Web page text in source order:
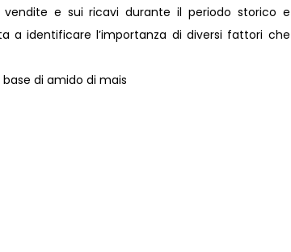
vendite e sui ricavi durante il periodo storico e
a identificare l’importanza di diversi fattori che
di amido di mais